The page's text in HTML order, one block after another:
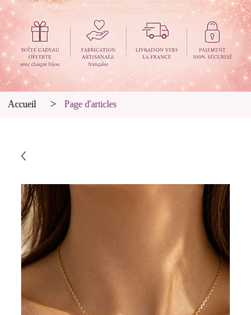
Accueil > Page d'articles